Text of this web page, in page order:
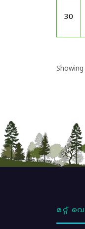
30
Showing
മറ്റ്